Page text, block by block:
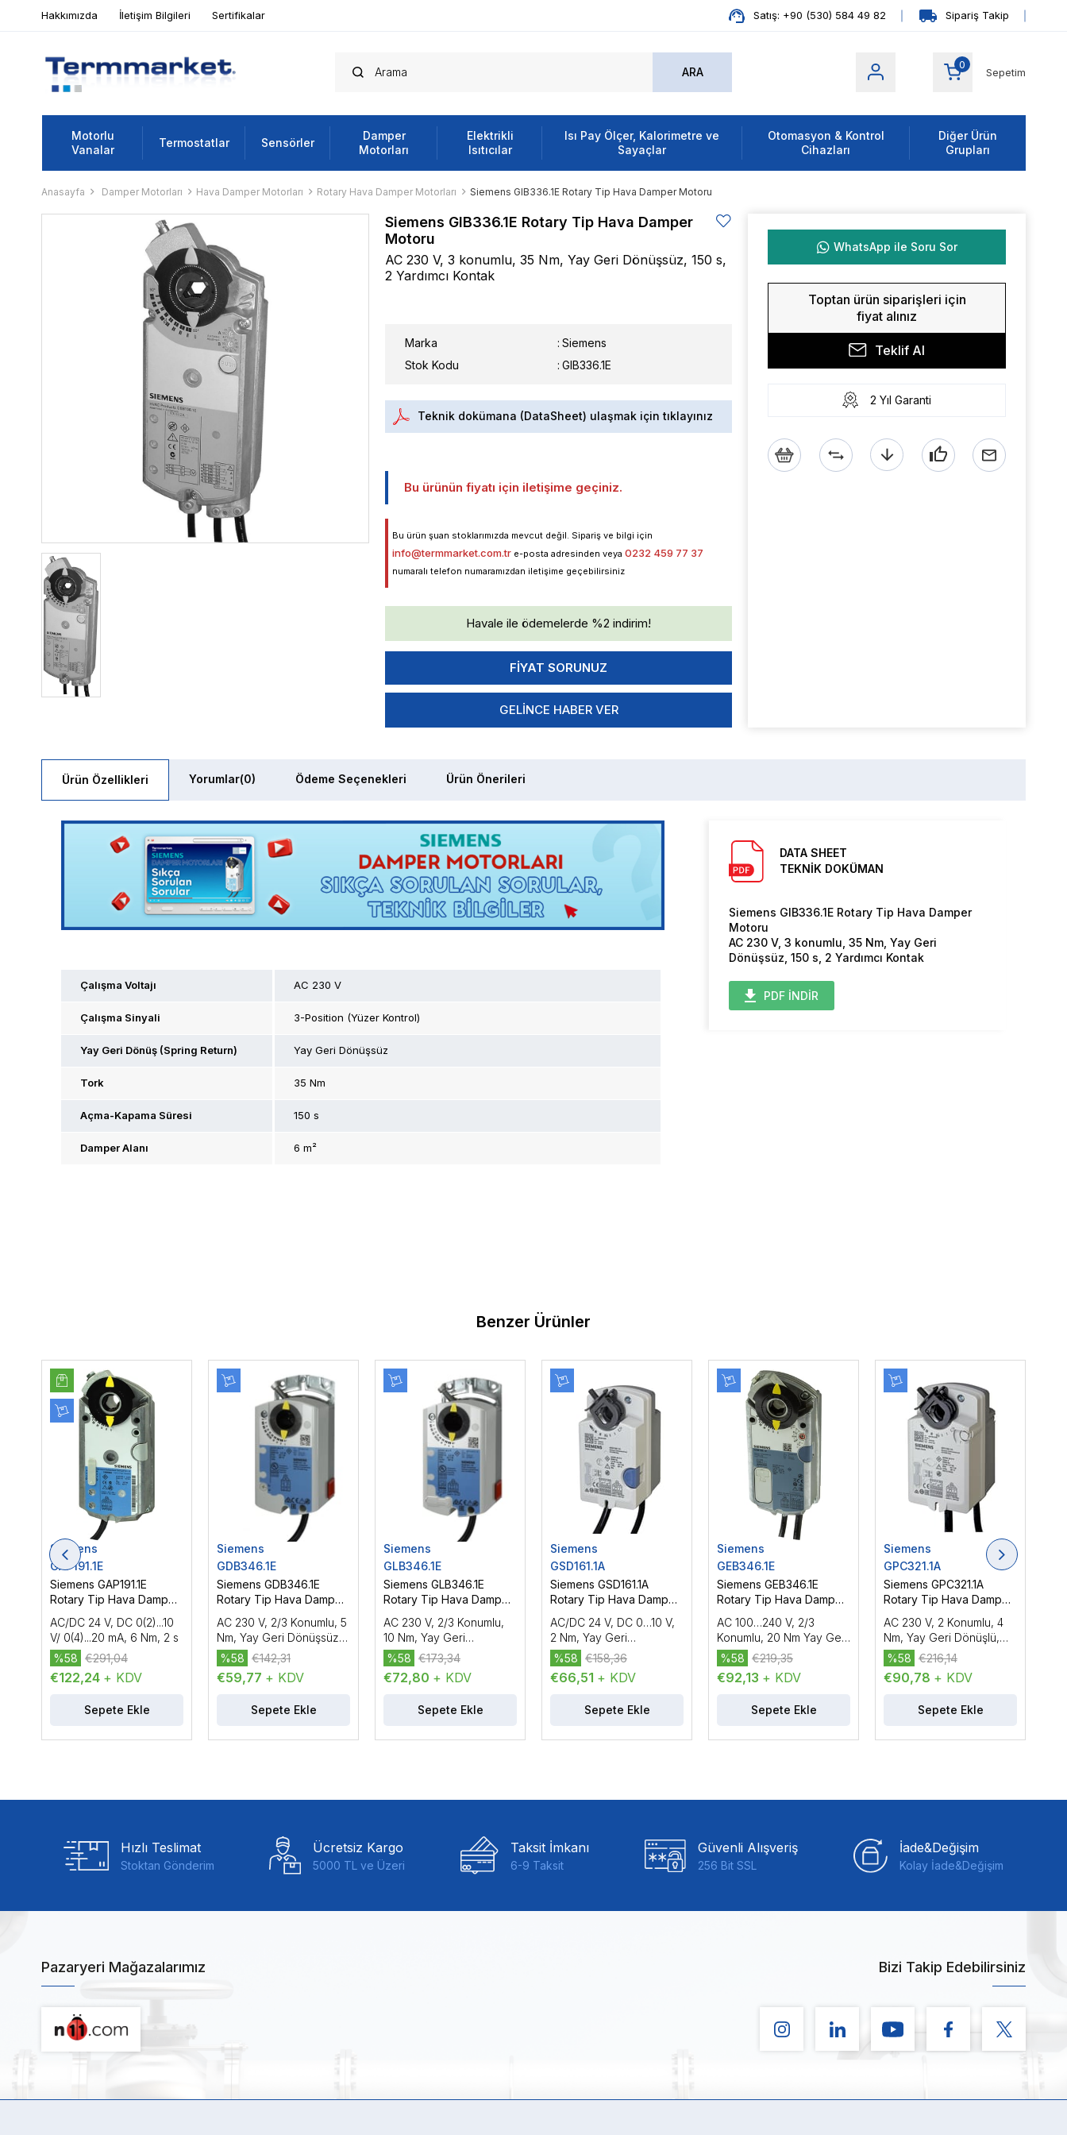
Hakkımızda İletişim Bilgileri Sertifikalar Satış: +90 (530) 584 49 82 Sipariş Takip
Sepetim
0
Motorlu
Vanalar
Termostatlar Sensörler
Damper
Motorları
Elektrikli
Isıtıcılar
Isı Pay Ölçer, Kalorimetre ve
Sayaçlar
Otomasyon & Kontrol
Cihazları
Diğer Ürün
Grupları
Anasayfa Damper Motorları Hava Damper Motorları Rotary Hava Damper Motorları Siemens GIB336.1E Rotary Tip Hava Damper Motoru
Siemens GIB336.1E Rotary Tip Hava Damper
Motoru
AC 230 V, 3 konumlu, 35 Nm, Yay Geri Dönüşsüz, 150 s,
2 Yardımcı Kontak
Marka : Siemens
Stok Kodu
GIB336.1E
Teknik dokümana (DataSheet) ulaşmak için tıklayınız
Bu ürünün fiyatı için iletişime geçiniz.
Bu ürün şuan stoklarımızda mevcut değil. Sipariş ve bilgi için
info@termmarket.com.tr e-posta adresinden veya 0232 459 77 37
numaralı telefon numaramızdan iletişime geçebilirsiniz
Havale ile ödemelerde %2 indirim!
GELINCE HABER VER
WhatsApp ile Soru Sor
Toptan ürün siparişleri için
fiyat alınız
Teklif Al
2 Yıl Garanti
Ürün Özellikleri Yorumlar(0) Ödeme Seçenekleri Ürün Önerileri
DATA SHEET
TEKNİK DOKÜMAN
Siemens GIB336.1E Rotary Tip Hava Damper
Motoru
AC 230 V, 3 konumlu, 35 Nm, Yay Geri
Dönüşsüz, 150 s, 2 Yardımcı Kontak
PDF İNDİR
Çalışma Voltajı AC 230 V
Çalışma Sinyali 3-Position (Yüzer Kontrol)
Yay Geri Dönüş (Spring Return) Yay Geri Dönüşsüz
Tork 35 Nm
Açma-Kapama Süresi 150 s
Damper Alanı 6 m²
Benzer Ürünler
Siemens
GAP191.1E
Siemens GAP191.1E
Rotary Tip Hava Damper
AC/DC 24 V, DC 0(2)...10
V/ 0(4)...20 mA, 6 Nm, 2 s
€122,24 + KDV
%58 €291,04
Sepete Ekle
Siemens
GDB346.1E
Siemens GDB346.1E
Rotary Tip Hava Damper
AC 230 V, 2/3 Konumlu, 5
Nm, Yay Geri Dönüşsüz,
150 s, 2 Yardımcı Kontak
€59,77 + KDV
%58 €142,31
Sepete Ekle
Siemens
GLB346.1E
Siemens GLB346.1E
Rotary Tip Hava Damper
AC 230 V, 2/3 Konumlu,
10 Nm, Yay Geri
Dönüşsüz, 150 s, 2
Yardımcı Kontak
€72,80 + KDV
%58 €173,34
Sepete Ekle
Siemens
GSD161.1A
Siemens GSD161.1A
Rotary Tip Hava Damper
AC/DC 24 V, DC 0…10 V,
2 Nm, Yay Geri
Dönüşsüz, 30 s
€66,51 + KDV
%58 €158,36
Sepete Ekle
Siemens
GEB346.1E
Siemens GEB346.1E
Rotary Tip Hava Damper
AC 100…240 V, 2/3
Konumlu, 20 Nm Yay Geri
Dönüşsüz, Yardımcı
Kontak
€92,13 + KDV
%58 €219,35
Sepete Ekle
Siemens
GPC321.1A
Siemens GPC321.1A
Rotary Tip Hava Damper
AC 230 V, 2 Konumlu, 4
Nm, Yay Geri Dönüşlü,
60/15 s
€90,78 + KDV
%58 €216,14
Sepete Ekle
Hızlı Teslimat
Stoktan Gönderim
Ücretsiz Kargo
5000 TL ve Üzeri
Taksit İmkanı
6-9 Taksit
Güvenli Alışveriş
256 Bit SSL
İade&Değişim
Kolay İade&Değişim
Pazaryeri Mağazalarımız Bizi Takip Edebilirsiniz